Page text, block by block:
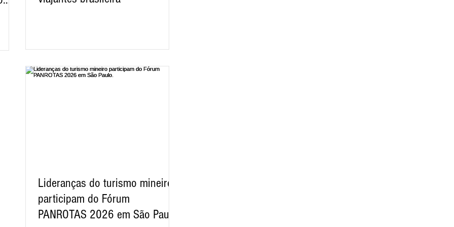
Lideranças do turismo mineiro
participam do Fórum
PANROTAS 2026 em São Paulo.